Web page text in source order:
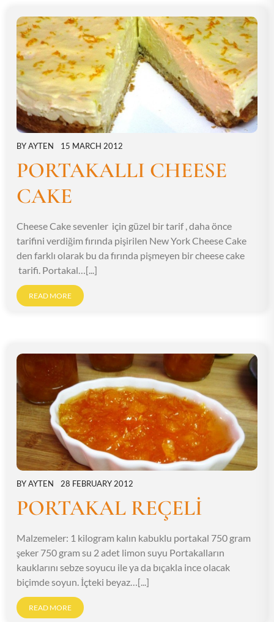
BYAYTEN 15 MARCH 2012
PORTAKALLI CHEESE
CAKE
Cheese Cake sevenler için güzel bir tarif , daha önce
tarifini verdiğim fırında pişirilen New York Cheese Cake
den farklı olarak bu da fırında pişmeyen bir cheese cake
tarifi. Portakal…[...]
READ MORE
BYAYTEN 28 FEBRUARY 2012
PORTAKAL REÇELİ
Malzemeler: 1 kilogram kalın kabuklu portakal 750 gram
şeker 750 gram su 2 adet limon suyu Portakalların
kauklarını sebze soyucu ile ya da bıçakla ince olacak
biçimde soyun. İçteki beyaz…[...]
READ MORE